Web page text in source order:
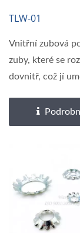
TLW-01
Vnitřní zubová
zuby, které se
dovnitř, což jí